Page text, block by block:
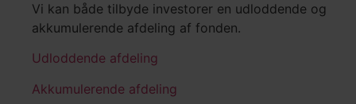
Vi kan både tilbyde investorer en udloddende og
akkumulerende afdeling af fonden.
Udloddende afdeling
Akkumulerende afdeling